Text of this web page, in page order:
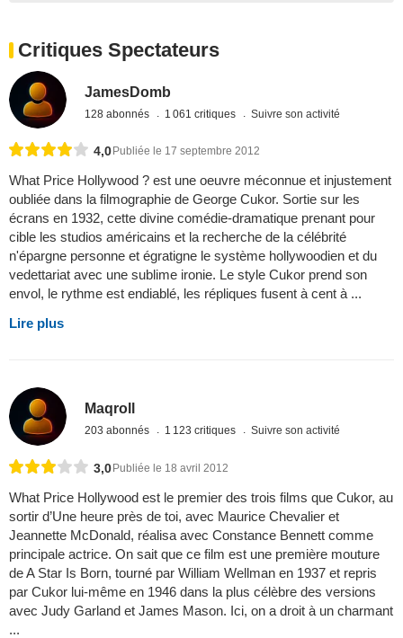
Critiques Spectateurs
JamesDomb
128 abonnés 1 061 critiques Suivre son activité
4,0 Publiée le 17 septembre 2012
What Price Hollywood ? est une oeuvre méconnue et injustement
oubliée dans la filmographie de George Cukor. Sortie sur les
écrans en 1932, cette divine comédie-dramatique prenant pour
cible les studios américains et la recherche de la célébrité
n'épargne personne et égratigne le système hollywoodien et du
vedettariat avec une sublime ironie. Le style Cukor prend son
envol, le rythme est endiablé, les répliques fusent à cent à ...
Lire plus
Maqroll
203 abonnés 1 123 critiques Suivre son activité
3,0Publiée le 18 avril 2012
What Price Hollywood est le premier des trois films que Cukor, au
sortir d’Une heure près de toi, avec Maurice Chevalier et
Jeannette McDonald, réalisa avec Constance Bennett comme
principale actrice. On sait que ce film est une première mouture
de A Star Is Born, tourné par William Wellman en 1937 et repris
par Cukor lui-même en 1946 dans la plus célèbre des versions
avec Judy Garland et James Mason. Ici, on a droit à un charmant
...